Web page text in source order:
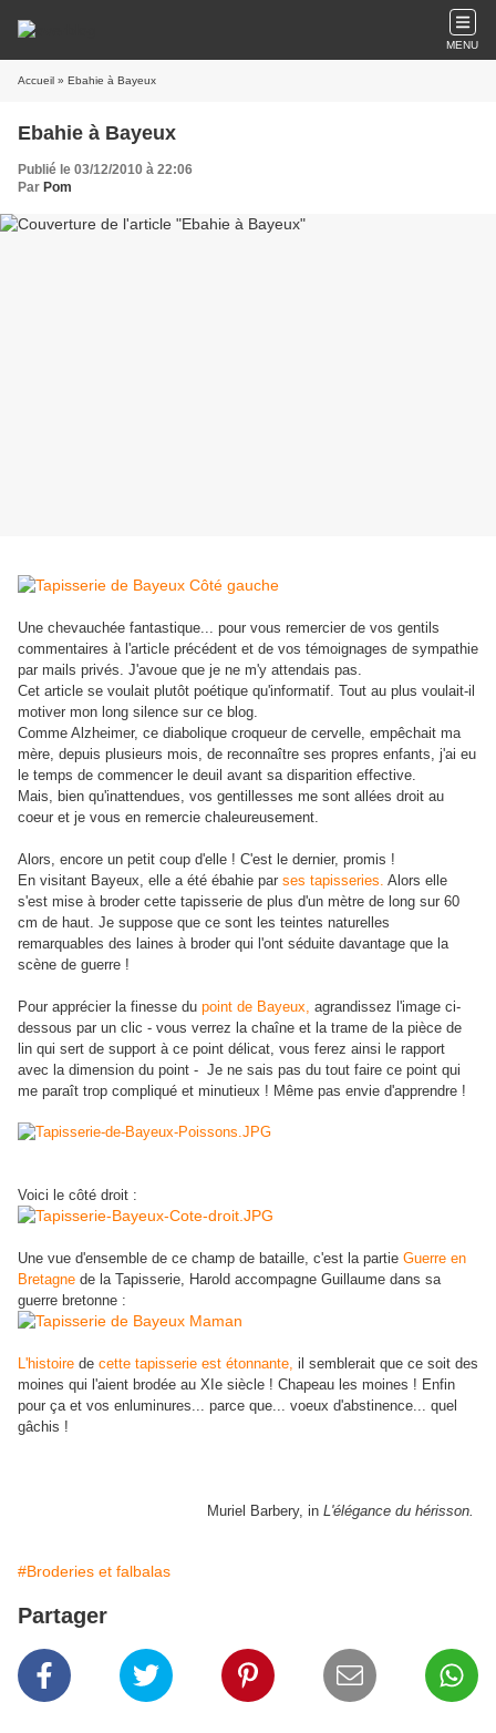
MENU
Accueil » Ebahie à Bayeux
Ebahie à Bayeux
Publié le 03/12/2010 à 22:06
Par Pom
Une chevauchée fantastique... pour vous remercier de vos gentils
commentaires à l'article précédent et de vos témoignages de sympathie
par mails privés. J'avoue que je ne m'y attendais pas.
Cet article se voulait plutôt poétique qu'informatif. Tout au plus voulait-il
motiver mon long silence sur ce blog.
Comme Alzheimer, ce diabolique croqueur de cervelle, empêchait ma
mère, depuis plusieurs mois, de reconnaître ses propres enfants, j'ai eu
le temps de commencer le deuil avant sa disparition effective.
Mais, bien qu'inattendues, vos gentillesses me sont allées droit au
coeur et je vous en remercie chaleureusement.
Alors, encore un petit coup d'elle ! C'est le dernier, promis !
En visitant Bayeux, elle a été ébahie par ses tapisseries. Alors elle
s'est mise à broder cette tapisserie de plus d'un mètre de long sur 60
cm de haut. Je suppose que ce sont les teintes naturelles
remarquables des laines à broder qui l'ont séduite davantage que la
scène de guerre !
Pour apprécier la finesse du point de Bayeux, agrandissez l'image ci-
dessous par un clic - vous verrez la chaîne et la trame de la pièce de
lin qui sert de support à ce point délicat, vous ferez ainsi le rapport
avec la dimension du point - Je ne sais pas du tout faire ce point qui
me paraît trop compliqué et minutieux ! Même pas envie d'apprendre !
Voici le côté droit :
Une vue d'ensemble de ce champ de bataille, c'est la partie Guerre en
Bretagne de la Tapisserie, Harold accompagne Guillaume dans sa
guerre bretonne :
L'histoire de cette tapisserie est étonnante, il semblerait que ce soit des
moines qui l'aient brodée au XIe siècle ! Chapeau les moines ! Enfin
pour ça et vos enluminures... parce que... voeux d'abstinence... quel
gâchis !
Muriel Barbery, in L'élégance du hérisson.
#Broderies et falbalas
Partager